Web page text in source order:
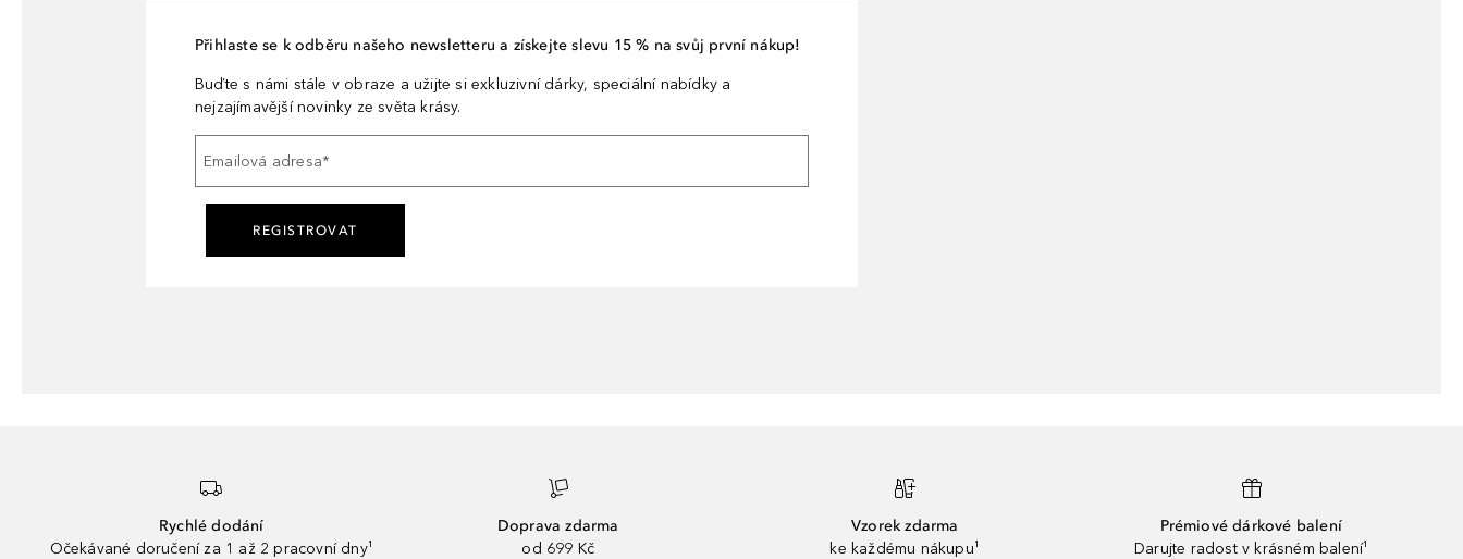
Přihlaste se k odběru našeho newsletteru a získejte slevu 15 % na svůj první nákup!
Buďte s námi stále v obraze a užijte si exkluzivní dárky, speciální nabídky a
nejzajímavější novinky ze světa krásy.
Emailová adresa*
REGISTROVAT
Rychlé dodání
Očekávané doručení za 1 až 2 pracovní dny¹
Doprava zdarma
od 699 Kč
Vzorek zdarma
ke každému nákupu¹
Prémiové dárkové balení
Darujte radost v krásném balení¹